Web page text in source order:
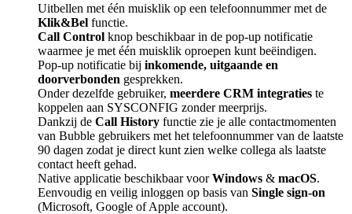
Uitbellen met één muisklik op een telefoonnummer met de
Klik&Bel functie.
Call Control knop beschikbaar in de pop-up notificatie
waarmee je met één muisklik oproepen kunt beëindigen.
Pop-up notificatie bij inkomende, uitgaande en
doorverbonden gesprekken.
Onder dezelfde gebruiker, meerdere CRM integraties te
koppelen aan SYSCONFIG zonder meerprijs.
Dankzij de Call History functie zie je alle contactmomenten
van Bubble gebruikers met het telefoonnummer van de laatste
90 dagen zodat je direct kunt zien welke collega als laatste
contact heeft gehad.
Native applicatie beschikbaar voorWindows & macOS.
Eenvoudig en veilig inloggen op basis van Single sign-on
(Microsoft, Google of Apple account).